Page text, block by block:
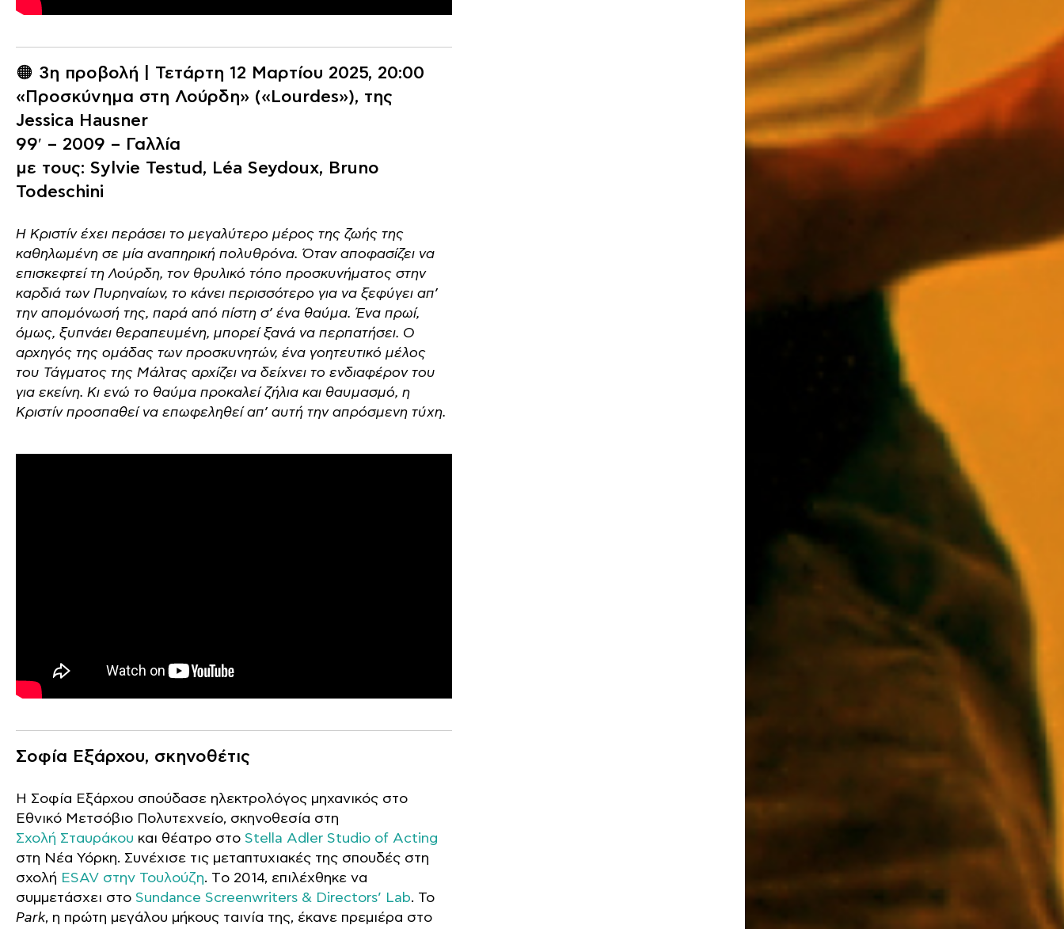
🟠 3η προβολή | Τετάρτη 12 Μαρτίου 2025, 20:00
«Προσκύνημα στη Λούρδη» («Lourdes»), της
Jessica Hausner
99′ – 2009 – Γαλλία
με τους: Sylvie Testud, Léa Seydoux, Bruno
Todeschini
Η Κριστίν έχει περάσει το μεγαλύτερο μέρος της ζωής της
καθηλωμένη σε μία αναπηρική πολυθρόνα. Όταν αποφασίζει να
επισκεφτεί τη Λούρδη, τον θρυλικό τόπο προσκυνήματος στην
καρδιά των Πυρηναίων, το κάνει περισσότερο για να ξεφύγει απ’
την απομόνωσή της, παρά από πίστη σ’ ένα θαύμα. Ένα πρωί,
όμως, ξυπνάει θεραπευμένη, μπορεί ξανά να περπατήσει. Ο
αρχηγός της ομάδας των προσκυνητών, ένα γοητευτικό μέλος
του Τάγματος της Μάλτας αρχίζει να δείχνει το ενδιαφέρον του
για εκείνη. Κι ενώ το θαύμα προκαλεί ζήλια και θαυμασμό, η
Κριστίν προσπαθεί να επωφεληθεί απ’ αυτή την απρόσμενη τύχη.
Σοφία Εξάρχου, σκηνοθέτις
Η Σοφία Εξάρχου σπούδασε ηλεκτρολόγος μηχανικός στο
Εθνικό Μετσόβιο Πολυτεχνείο, σκηνοθεσία στη
Σχολή Σταυράκου και θέατρο στο Stella Adler Studio of Acting
στη Νέα Υόρκη. Συνέχισε τις μεταπτυχιακές της σπουδές στη
σχολή ESAV στην Τουλούζη. Τo 2014, επιλέχθηκε να
συμμετάσχει στο Sundance Screenwriters & Directors’ Lab. Το
Park, η πρώτη μεγάλου μήκους ταινία της, έκανε πρεμιέρα στο